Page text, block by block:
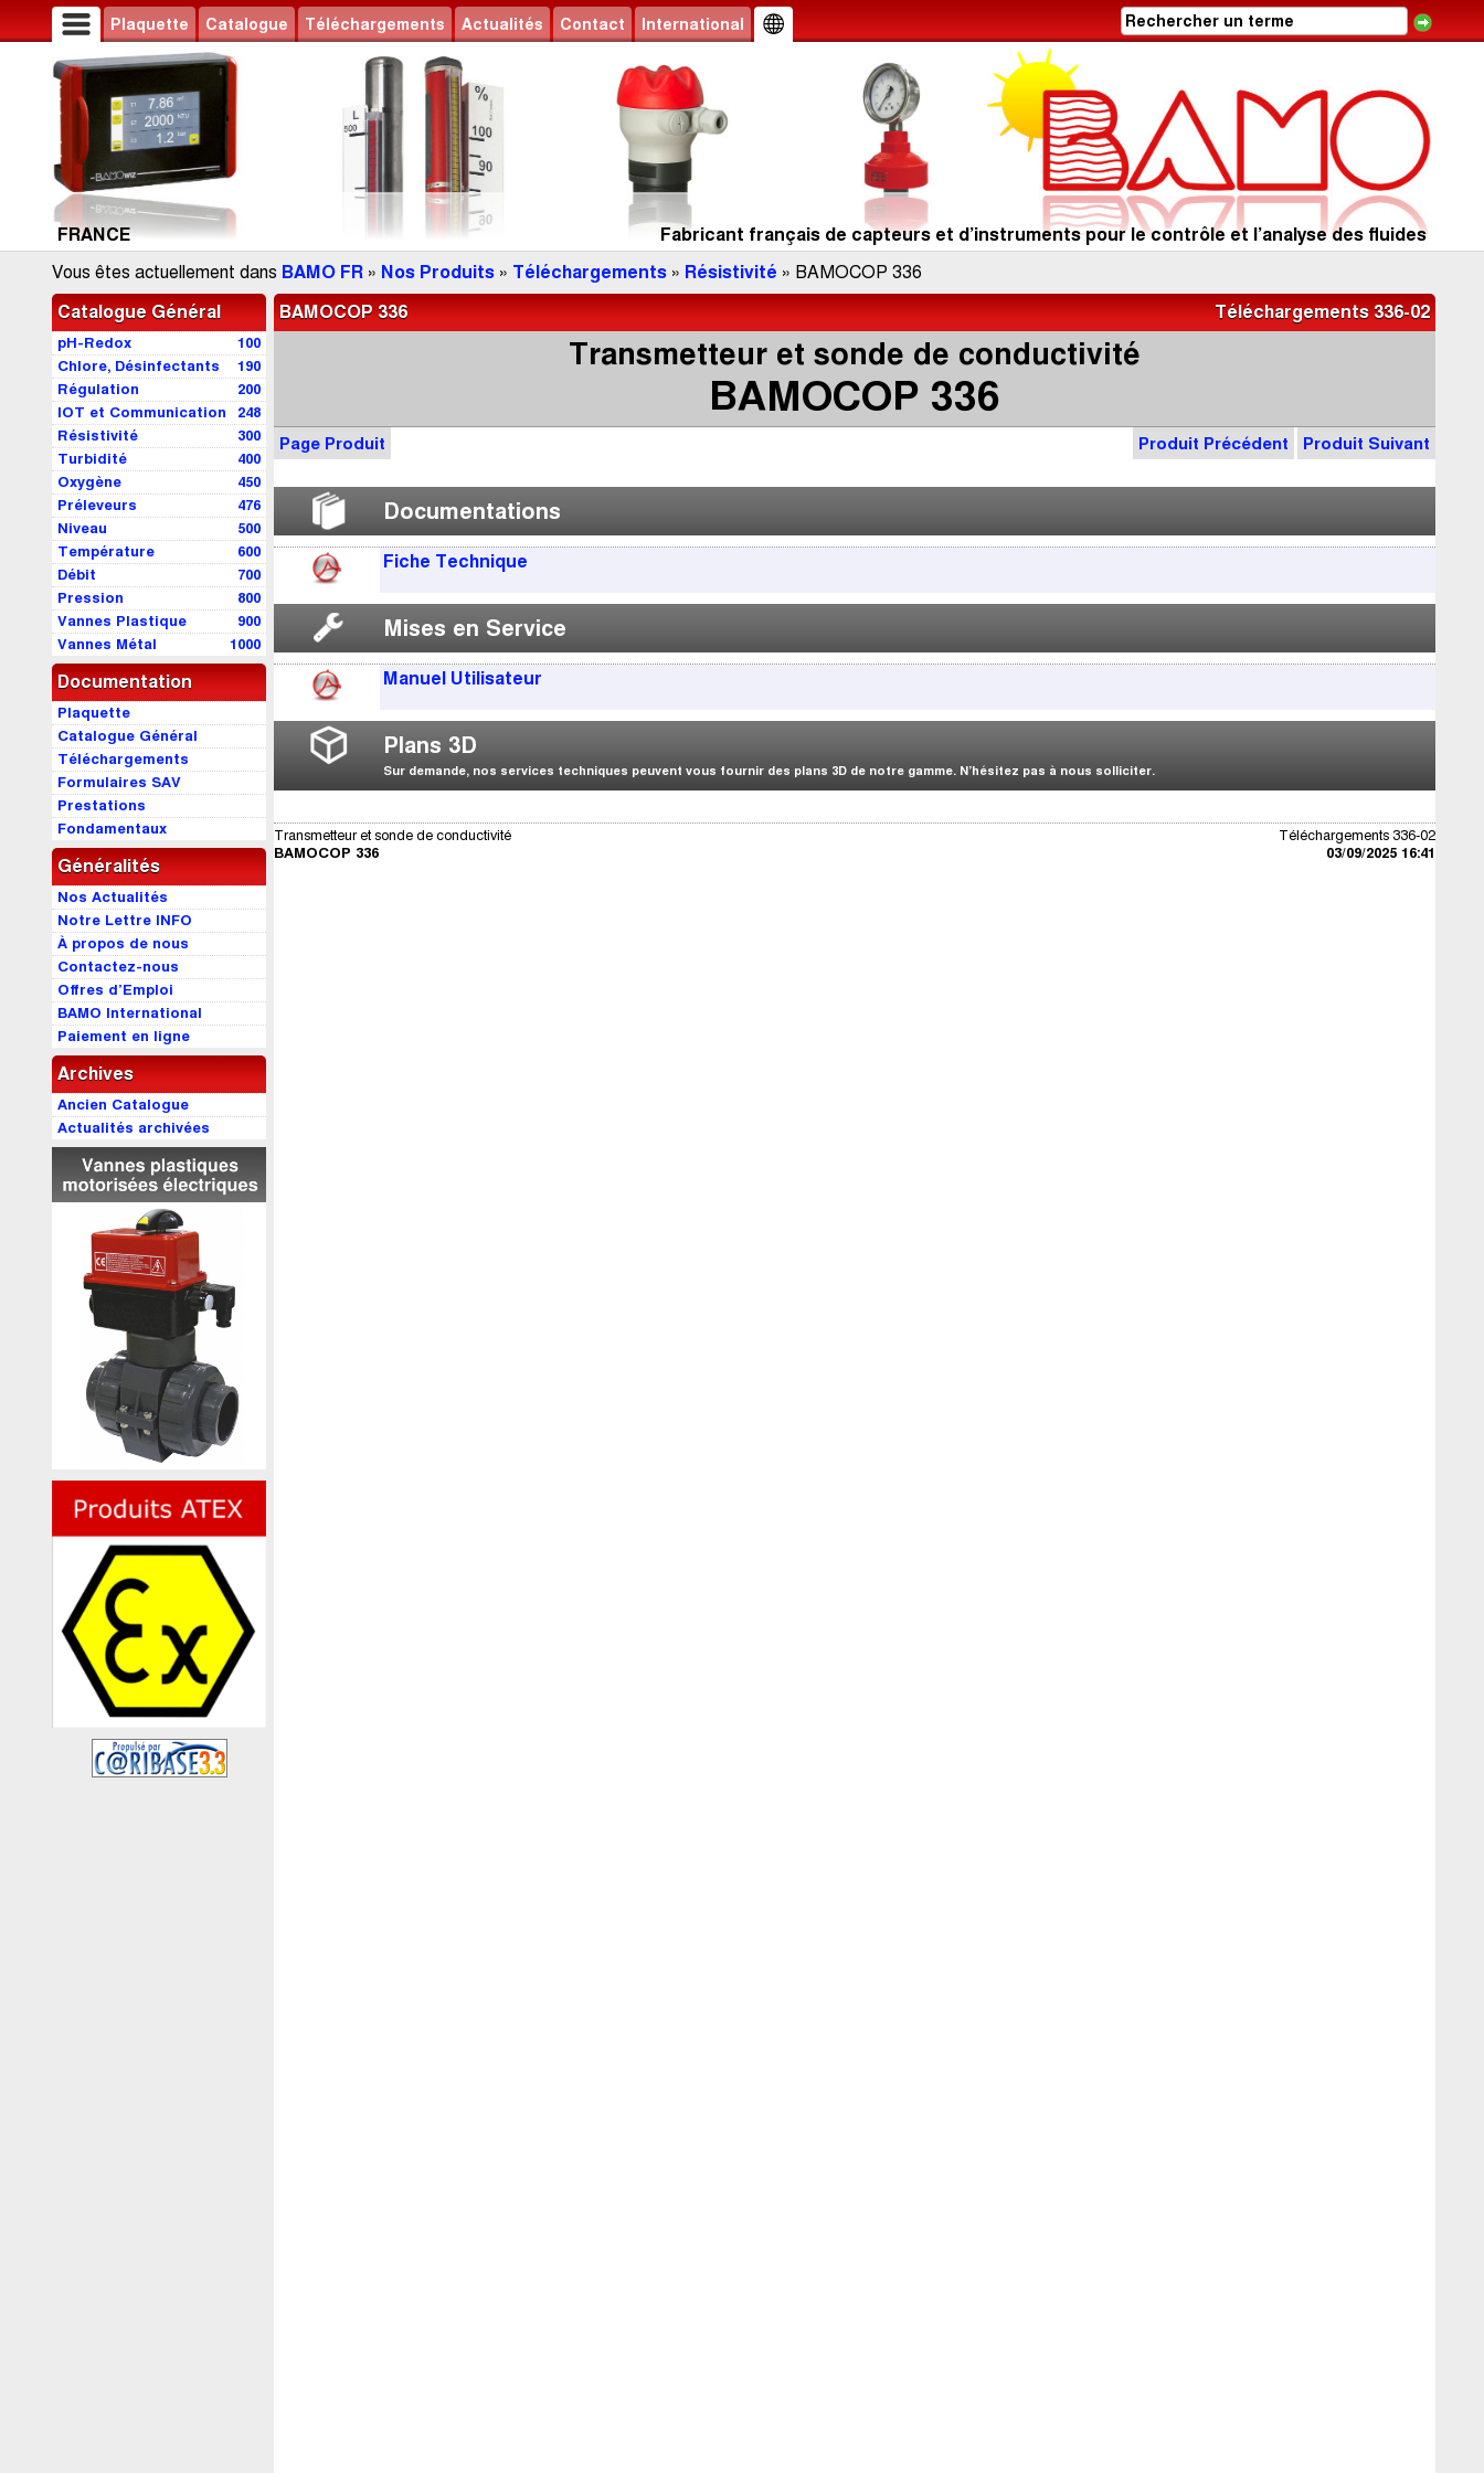
Plaquette Catalogue Téléchargements Actualités Contact International
FRANCE
Fabricant français de capteurs et d’instruments pour le contrôle et l’analyse des fluides
Vous êtes actuellement dans BAMO FR » Nos Produits » Téléchargements » Résistivité » BAMOCOP 336
Catalogue Général
100
pH-Redox
190
Chlore, Désinfectants
200
Régulation
248
IOT et Communication
300
Résistivité
400
Turbidité
450
Oxygène
476
Préleveurs
500
Niveau
600
Température
700
Débit
800
Pression
900
Vannes Plastique
1000
Vannes Métal
Documentation
Plaquette
Catalogue Général
Téléchargements
Formulaires SAV
Prestations
Fondamentaux
Généralités
Nos Actualités
Notre Lettre INFO
À propos de nous
Contactez-nous
Offres d’Emploi
BAMO International
Paiement en ligne
Archives
Ancien Catalogue
Actualités archivées
Téléchargements 336-02
BAMOCOP 336
Transmetteur et sonde de conductivité
BAMOCOP 336
Produit Précédent Produit Suivant
Page Produit
Documentations
Fiche Technique
Mises en Service
Manuel Utilisateur
Plans 3D
Sur demande, nos services techniques peuvent vous fournir des plans 3D de notre gamme. N’hésitez pas à nous solliciter.
Téléchargements 336-02
03/09/2025 16:41
Transmetteur et sonde de conductivité
BAMOCOP 336